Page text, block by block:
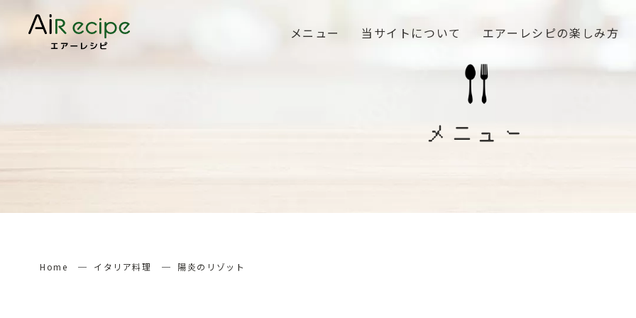
メニュー 当サイトについて エアーレシピの楽しみ方
メニュー
Home イタリア料理 陽炎のリゾット